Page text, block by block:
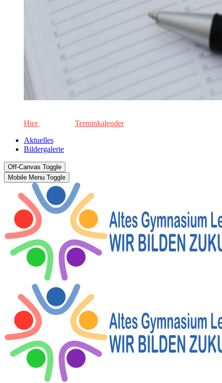
Hier
Terminkalender
Aktuelles
Bildergalerie
Off-Canvas Toggle
Mobile Menu Toggle